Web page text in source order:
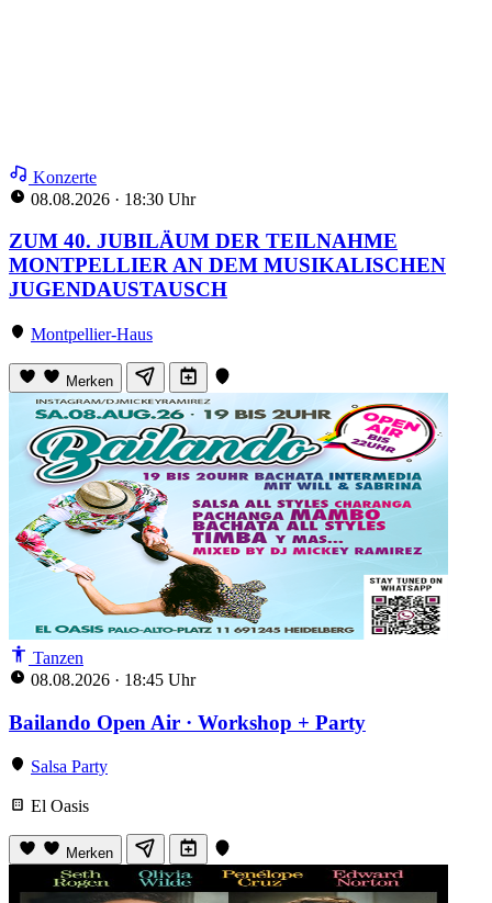
Konzerte
08.08.2026 · 18:30 Uhr
ZUM 40. JUBILÄUM DER TEILNAHME
MONTPELLIER AN DEM MUSIKALISCHEN
JUGENDAUSTAUSCH
Montpellier-Haus
Merken
Tanzen
08.08.2026 · 18:45 Uhr
Bailando Open Air · Workshop + Party
Salsa Party
El Oasis
Merken